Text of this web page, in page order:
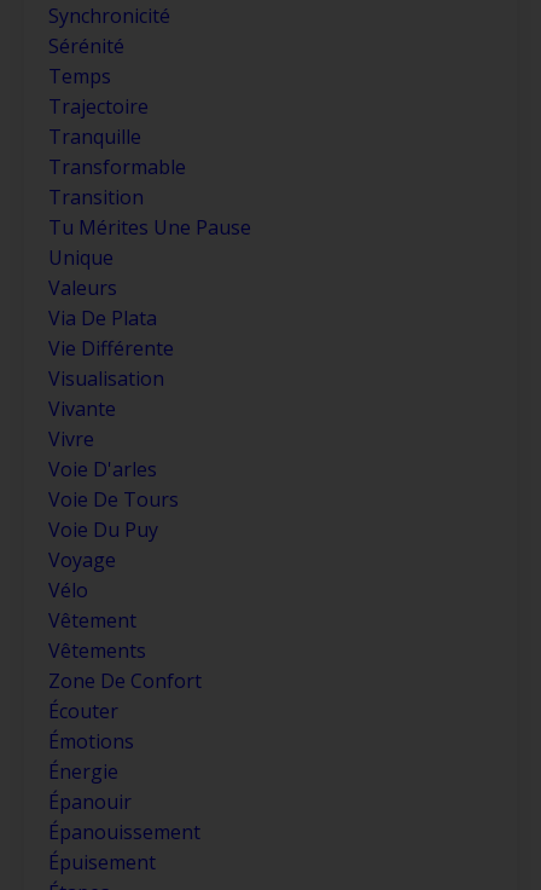
Synchronicité
Sérénité
Temps
Trajectoire
Tranquille
Transformable
Transition
Tu Mérites Une Pause
Unique
Valeurs
Via De Plata
Vie Différente
Visualisation
Vivante
Vivre
Voie D'arles
Voie De Tours
Voie Du Puy
Voyage
Vélo
Vêtement
Vêtements
Zone De Confort
Écouter
Émotions
Énergie
Épanouir
Épanouissement
Épuisement